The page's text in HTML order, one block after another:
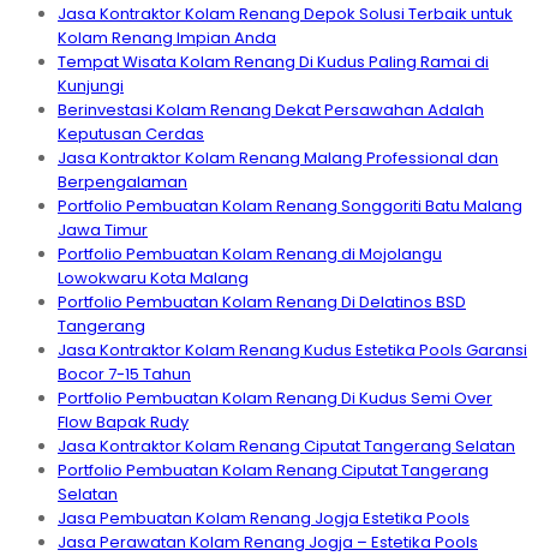
Jasa Kontraktor Kolam Renang Depok Solusi Terbaik untuk
Kolam Renang Impian Anda
Tempat Wisata Kolam Renang Di Kudus Paling Ramai di
Kunjungi
Berinvestasi Kolam Renang Dekat Persawahan Adalah
Keputusan Cerdas
Jasa Kontraktor Kolam Renang Malang Professional dan
Berpengalaman
Portfolio Pembuatan Kolam Renang Songgoriti Batu Malang
Jawa Timur
Portfolio Pembuatan Kolam Renang di Mojolangu
Lowokwaru Kota Malang
Portfolio Pembuatan Kolam Renang Di Delatinos BSD
Tangerang
Jasa Kontraktor Kolam Renang Kudus Estetika Pools Garansi
Bocor 7-15 Tahun
Portfolio Pembuatan Kolam Renang Di Kudus Semi Over
Flow Bapak Rudy
Jasa Kontraktor Kolam Renang Ciputat Tangerang Selatan
Portfolio Pembuatan Kolam Renang Ciputat Tangerang
Selatan
Jasa Pembuatan Kolam Renang Jogja Estetika Pools
Jasa Perawatan Kolam Renang Jogja – Estetika Pools